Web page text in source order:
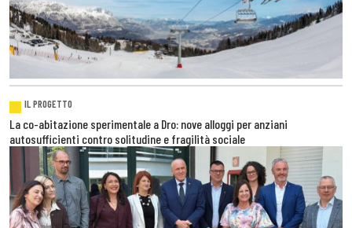
IL PROGETTO
La co-abitazione sperimentale a Dro: nove alloggi per anziani
autosufficienti contro solitudine e fragilità sociale